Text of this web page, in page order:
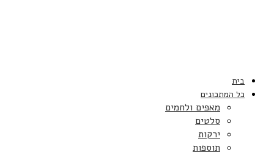
בית
כל המתכונים
מאפים ולחמים
סלטים
ירקות
תוספות